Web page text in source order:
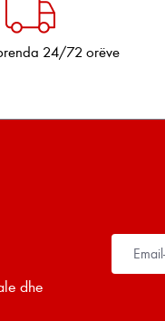
24/72 orëve
dhe